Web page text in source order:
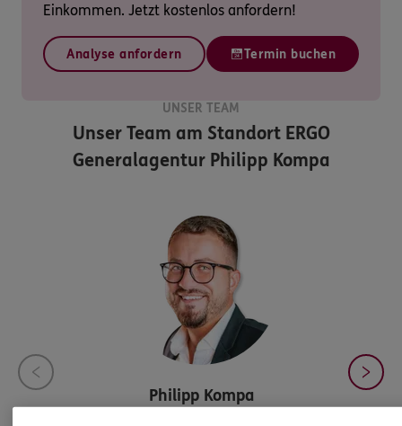
Einkommen. Jetzt kostenlos anfordern!
Analyse anfordern Termin buchen
UNSER TEAM
Unser Team am StandortERGO
Generalagentur Philipp Kompa
Philipp Kompa